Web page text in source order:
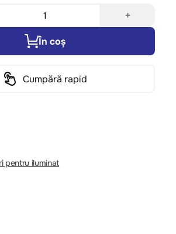
+
În coș
Cumpără rapid
pentru iluminat